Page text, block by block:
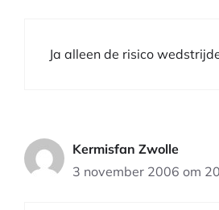
Ja alleen de risico
Kermisfan Zwolle
3 november 2006 om